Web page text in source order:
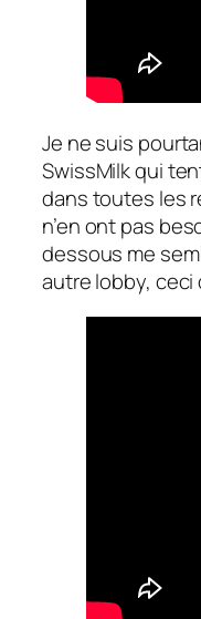
Je ne suis
SwissMilk qui
dans toutes les
n’en ont pas
dessous me
autre lobby, ceci